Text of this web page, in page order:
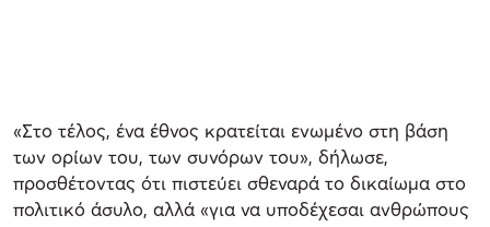
«Στο τέλος, ένα έθνος κρατείται ενωμένο στη βάση
των ορίων του, των συνόρων του», δήλωσε,
προσθέτοντας ότι πιστεύει σθεναρά το δικαίωμα στο
πολιτικό άσυλο, αλλά «για να υποδέχεσαι ανθρώπους